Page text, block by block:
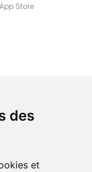
des
et
Store
à Amiens
là rapidement